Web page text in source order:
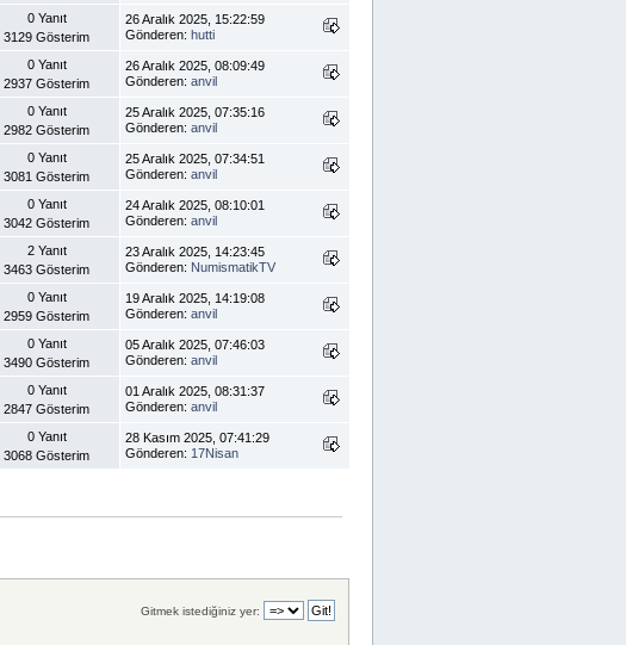
0 Yanıt
3129 Gösterim
26 Aralık 2025, 15:22:59
Gönderen: hutti
0 Yanıt
2937 Gösterim
26 Aralık 2025, 08:09:49
Gönderen: anvil
0 Yanıt
2982 Gösterim
25 Aralık 2025, 07:35:16
Gönderen: anvil
0 Yanıt
3081 Gösterim
25 Aralık 2025, 07:34:51
Gönderen: anvil
0 Yanıt
3042 Gösterim
24 Aralık 2025, 08:10:01
Gönderen: anvil
2 Yanıt
3463 Gösterim
23 Aralık 2025, 14:23:45
Gönderen: NumismatikTV
0 Yanıt
2959 Gösterim
19 Aralık 2025, 14:19:08
Gönderen: anvil
0 Yanıt
3490 Gösterim
05 Aralık 2025, 07:46:03
Gönderen: anvil
0 Yanıt
2847 Gösterim
01 Aralık 2025, 08:31:37
Gönderen: anvil
0 Yanıt
3068 Gösterim
28 Kasım 2025, 07:41:29
Gönderen: 17Nisan
Gitmek istediğiniz yer: